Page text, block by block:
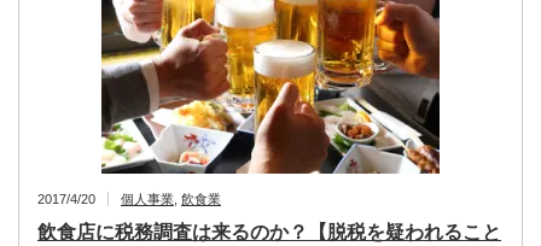
2017/4/20 個人事業 飲食業
飲食店に税務調査は来るのか？【脱税を疑われること